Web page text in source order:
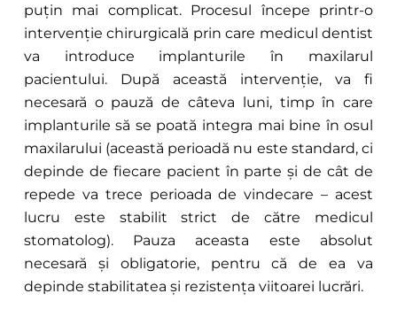
puțin mai complicat. Procesul începe printr-o
intervenție chirurgicală prin care medicul dentist
va introduce implanturile în maxilarul
pacientului. După această intervenție, va fi
necesară o pauză de câteva luni, timp în care
implanturile să se poată integra mai bine în osul
maxilarului (această perioadă nu este standard, ci
depinde de fiecare pacient în parte și de cât de
repede va trece perioada de vindecare – acest
lucru este stabilit strict de către medicul
stomatolog). Pauza aceasta este absolut
necesară și obligatorie, pentru că de ea va
depinde stabilitatea și rezistența viitoarei lucrări.